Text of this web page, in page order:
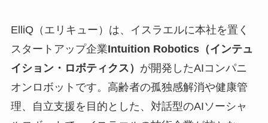
ElliQ（エリキュー）は、イスラエルに本社を置く
スタートアップ企業Intuition Robotics（インテュ
イション・ロボティクス） が開発したAIコンパニ
オンロボットです。高齢者の孤独感解消や健康管
理、自立支援を目的とした、対話型のAIソーシャ